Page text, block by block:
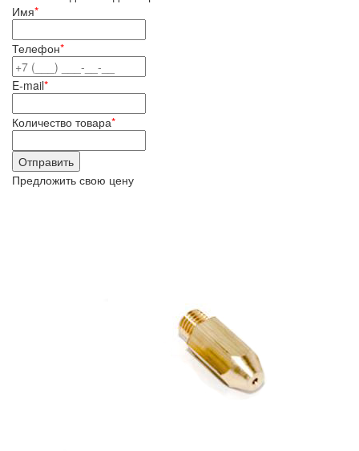
Имя*
Телефон*
E-mail*
Количество товара*
Предложить свою цену